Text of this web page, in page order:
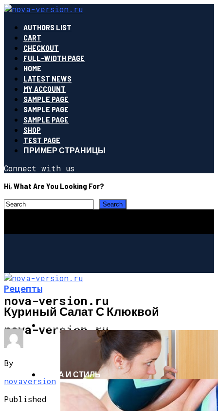
AUTHORS LIST
CART
CHECKOUT
FULL-WIDTH PAGE
HOME
LATEST NEWS
MY ACCOUNT
SAMPLE PAGE
SAMPLE PAGE
SAMPLE PAGE
SHOP
TEST PAGE
ПРИМЕР СТРАНИЦЫ
Connect with us
Hi, What Are You Looking For?
nova-version.ru
nova-version.ru
ИНТЕРЕСНОЕ И ПОЗНАВАТЕЛЬНОЕ
МОДА И СТИЛЬ
Рецепты
Куриный Салат С Клюквой
By
novaversion
Published